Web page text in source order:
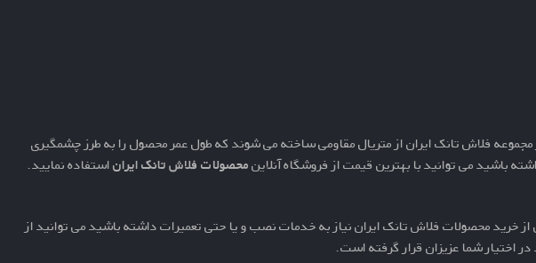
فلاش تانک ایران از متریال مقاومی ساخته می شوند که طول عمر محصول را به طرز چشمگیری
باشید می توانید با بهترین قیمت از فروشگاه آنلاینمحصولات فلاش تانک ایراناستفاده نمایید.
خرید محصولات فلاش تانک ایران نیاز به خدمات نصب و یا حتی تعمیرات داشته باشید می توانید از
اختیار شما عزیزان قرار گرفته است.